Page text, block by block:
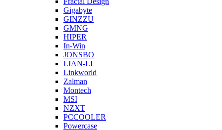
Gigabyte
GINZZU
GMNG
HIPER
In-Win
JONSBO
LIAN-LI
Linkworld
Zalman
Montech
MSI
NZXT
PCCOOLER
Powercase